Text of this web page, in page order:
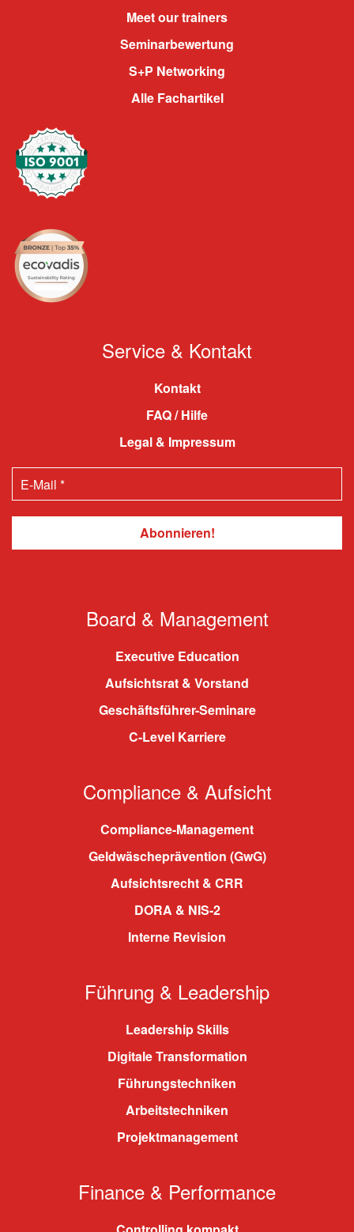
Meet our trainers
Seminarbewertung
S+P Networking
Alle Fachartikel
Service & Kontakt
Kontakt
FAQ / Hilfe
Legal & Impressum
Board & Management
Executive Education
Aufsichtsrat & Vorstand
Geschäftsführer-Seminare
C-Level Karriere
Compliance & Aufsicht
Compliance-Management
Geldwäscheprävention (GwG)
Aufsichtsrecht & CRR
DORA & NIS-2
Interne Revision
Führung & Leadership
Leadership Skills
Digitale Transformation
Führungstechniken
Arbeitstechniken
Projektmanagement
Finance & Performance